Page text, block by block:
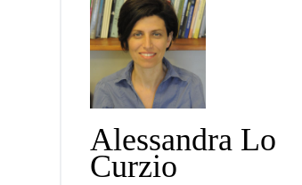
Alessandra Lo
Curzio